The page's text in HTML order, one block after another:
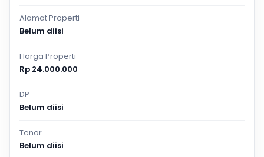
Alamat Properti
Belum diisi
Harga Properti
Rp 24.000.000
DP
Belum diisi
Tenor
Belum diisi